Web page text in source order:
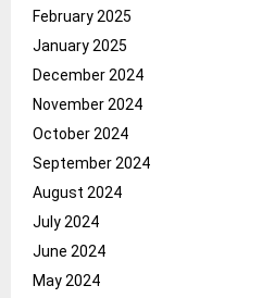
February 2025
January 2025
December 2024
November 2024
October 2024
September 2024
August 2024
July 2024
June 2024
May 2024